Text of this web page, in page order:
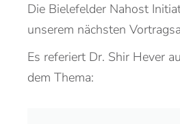
Die Bielefelder Nahost
unserem nächsten
Es referiert Dr. Shir Hever
dem Thema: